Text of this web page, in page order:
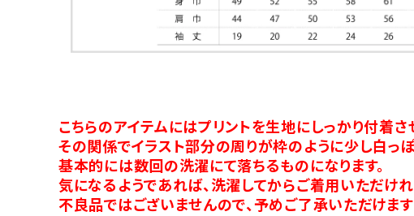
こちらのアイテムにはプリントを生地にしっかり付着
その関係でイラスト部分の周りが枠のように少し白っ
基本的には数回の洗濯にて落ちるものになります。
気になるようであれば、洗濯してからご着用いただけれ
不良品ではございませんので、予めご了承いただけます